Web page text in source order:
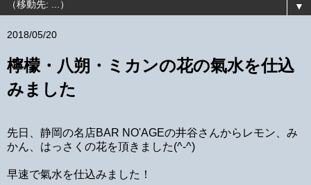
▼
2018/05/20
檸檬・八朔・ミカンの花の氣水を仕込
みました
先日、静岡の名店BAR NO'AGEの井谷さんからレモン、み
かん、はっさくの花を頂きました(^-^)
早速で氣水を仕込みました！